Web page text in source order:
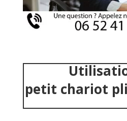
petit chariot